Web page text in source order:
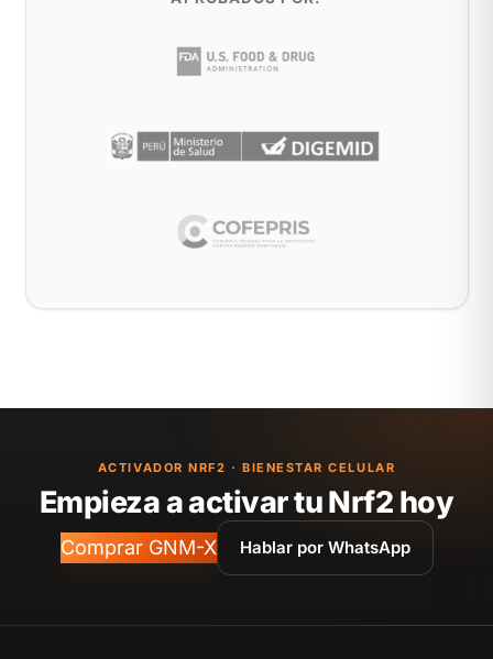
ACTIVADOR NRF2 · BIENESTAR CELULAR
Empieza a activar tu Nrf2 hoy
Comprar GNM-X Hablar por WhatsApp